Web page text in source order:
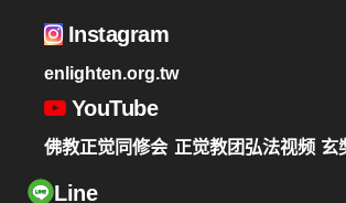
Instagram
enlighten.org.tw
YouTube
佛教正觉同修会 正觉教团弘法视频 玄
Line